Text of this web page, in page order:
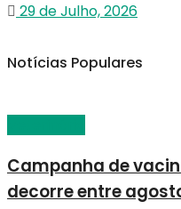
29 de Julho, 2026
Notícias Populares
Campanha de
decorre entre